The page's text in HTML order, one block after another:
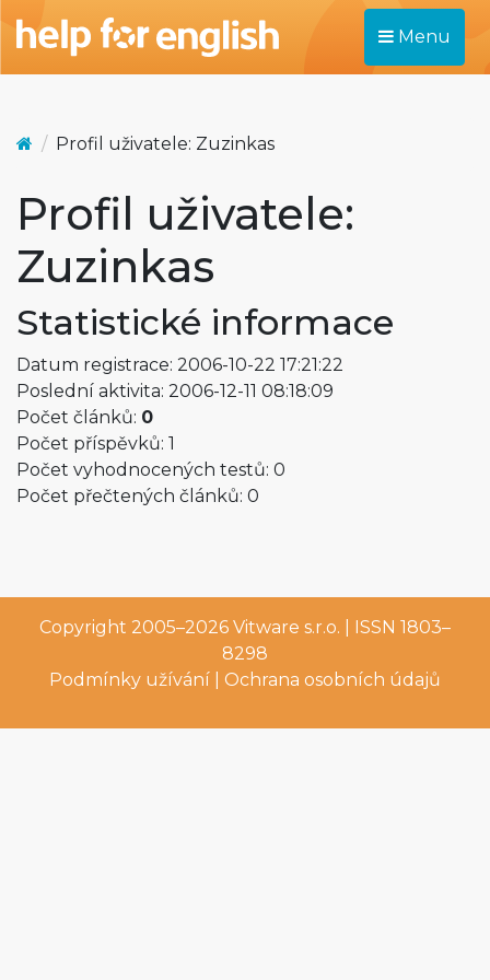
Menu
Profil uživatele: Zuzinkas
Profil uživatele:
Zuzinkas
Statistické informace
Datum registrace: 2006-10-22 17:21:22
Poslední aktivita: 2006-12-11 08:18:09
Počet článků: 0
Počet příspěvků: 1
Počet vyhodnocených testů: 0
Počet přečtených článků: 0
Copyright 2005–2026 Vitware s.r.o. | ISSN 1803–
8298
Podmínky užívání
Ochrana osobních údajů